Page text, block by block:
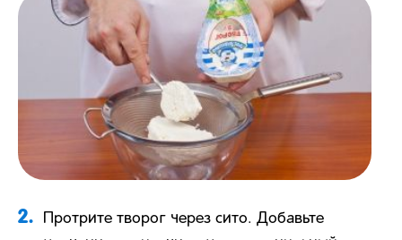
2.
Протрите творог через сито. Добавьте